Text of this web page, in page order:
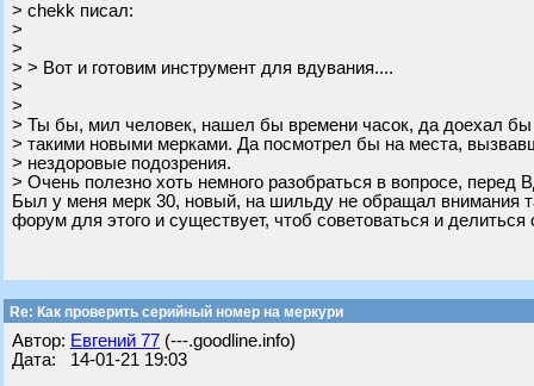
> chekk писал:
>
>
> > Вот и готовим инструмент для вдувания....
>
>
> Ты бы, мил человек, нашел бы времени часок, да доехал бы
> такими новыми мерками. Да посмотрел бы на места,
> нездоровые подозрения.
> Очень полезно хоть немного разобраться в вопросе,
Был у меня мерк 30, новый, на шильду не обращал внимания
форум для этого и существует, чтоб советоваться и
Re: Как проверить серийный номер на меркури
Автор: Евгений 77 (---.goodline.info)
Дата: 14-01-21 19:03